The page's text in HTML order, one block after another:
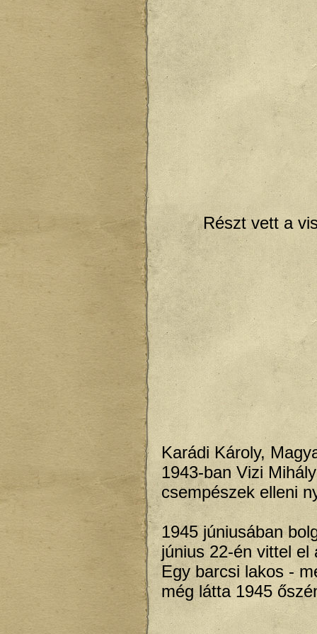
Részt vett a
Karádi Károly,
1943-ban Vizi
csempészek elleni
1945 júniusában
június 22-én vittel el
Egy barcsi lakos -
még látta 1945